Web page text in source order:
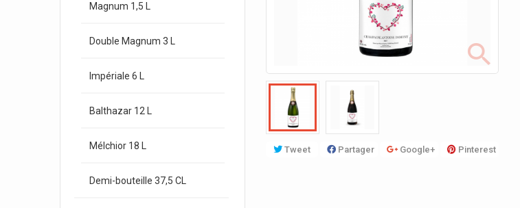
Magnum 1,5 L
Double Magnum 3 L
Impériale 6 L
Balthazar 12 L
Mélchior 18 L
Demi-bouteille 37,5 CL
Tweet Partager Google+ Pinterest